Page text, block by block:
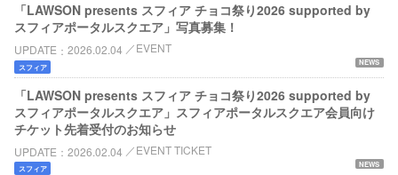
「LAWSON presents スフィア チョコ祭り2026 supported by
スフィアポータルスクエア」写真募集！
UPDATE 2026.02.04 EVENT
NEWS
スフィア
「LAWSON presents スフィア チョコ祭り2026 supported by
スフィアポータルスクエア」スフィアポータルスクエア会員向け
チケット先着受付のお知らせ
UPDATE 2026.02.04 EVENT TICKET
NEWS
スフィア